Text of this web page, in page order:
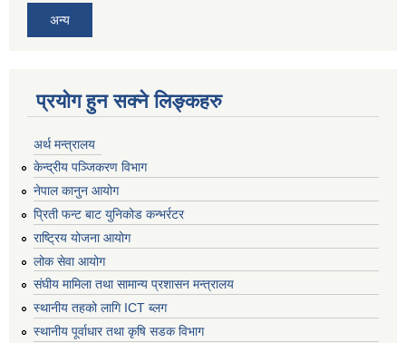
अन्य
प्रयोग हुन सक्ने लिङ्कहरु
अर्थ मन्त्रालय
केन्द्रीय पञ्जिकरण विभाग
नेपाल कानुन आयोग
प्रिती फन्ट बाट युनिकोड कन्भर्रटर
राष्ट्रिय योजना आयोग
लोक सेवा आयोग
संघीय मामिला तथा सामान्य प्रशासन मन्त्रालय
स्थानीय तहको लागि ICT ब्लग
स्थानीय पूर्वाधार तथा कृषि सडक विभाग